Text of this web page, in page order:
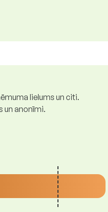
lielums un citi.
un anonīmi.